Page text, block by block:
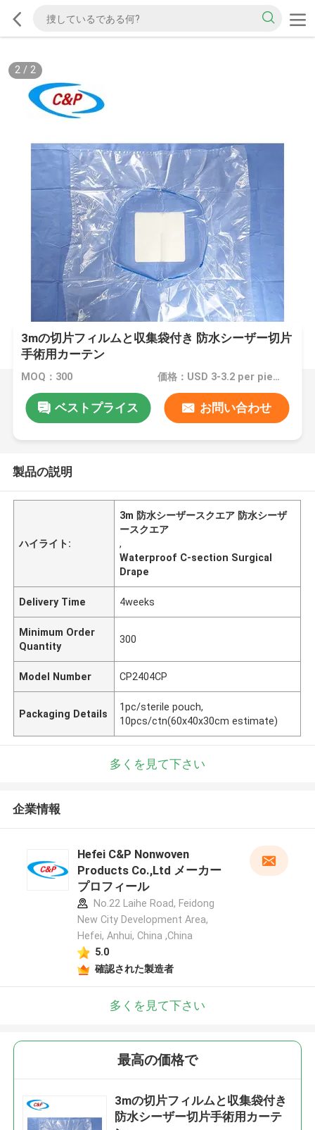
2/ 2
3mの切片フィルムと収集袋付き 防水シーザー切片
手術用カーテン
MOQ：300 価格：USD 3-3.2 per piece
ベストプライス お問い合わせ
製品の説明
ハイライト:
3m 防水シーザースクエア 防水シーザ
ースクエア
,
Waterproof C-section Surgical
Drape
Delivery Time 4weeks
Minimum Order
Quantity
300
Model Number CP2404CP
Packaging Details
1pc/sterile pouch,
10pcs/ctn(60x40x30cm estimate)
多くを見て下さい
企業情報
Hefei C&P Nonwoven
Products Co.,Ltd メーカー
プロフィール
No.22 Laihe Road, Feidong
New City Development Area,
Hefei, Anhui, China ,China
5.0
確認された製造者
多くを見て下さい
最高の価格で
3mの切片フィルムと収集袋付き
防水シーザー切片手術用カーテ